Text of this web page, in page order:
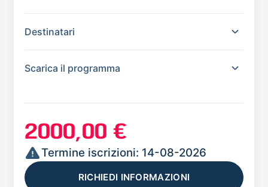
Destinatari
Scarica il programma
2000,00 €
Termine iscrizioni: 14-08-2026
RICHIEDI INFORMAZIONI